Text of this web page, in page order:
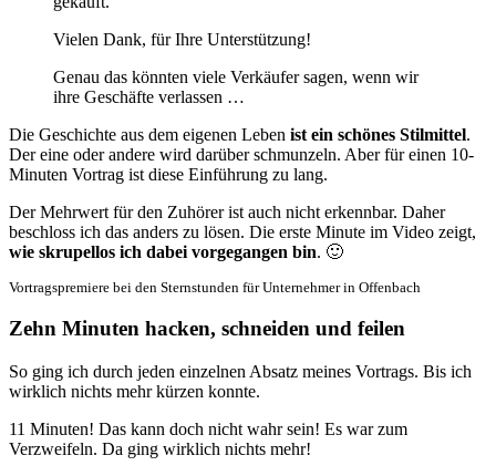
Vielen Dank, für Ihre Unterstützung!
Genau das könnten viele Verkäufer sagen, wenn wir
ihre Geschäfte verlassen …
Die Geschichte aus dem eigenen Leben ist ein schönes Stilmittel.
Der eine oder andere wird darüber schmunzeln. Aber für einen 10-
Minuten Vortrag ist diese Einführung zu lang.
Der Mehrwert für den Zuhörer ist auch nicht erkennbar. Daher
beschloss ich das anders zu lösen. Die erste Minute im Video zeigt,
wie skrupellos ich dabei vorgegangen bin. 🙂
Vortragspremiere bei den Sternstunden für Unternehmer in Offenbach
Zehn Minuten hacken, schneiden und feilen
So ging ich durch jeden einzelnen Absatz meines Vortrags. Bis ich
wirklich nichts mehr kürzen konnte.
11 Minuten! Das kann doch nicht wahr sein! Es war zum
Verzweifeln. Da ging wirklich nichts mehr!